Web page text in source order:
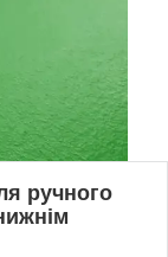
ручного